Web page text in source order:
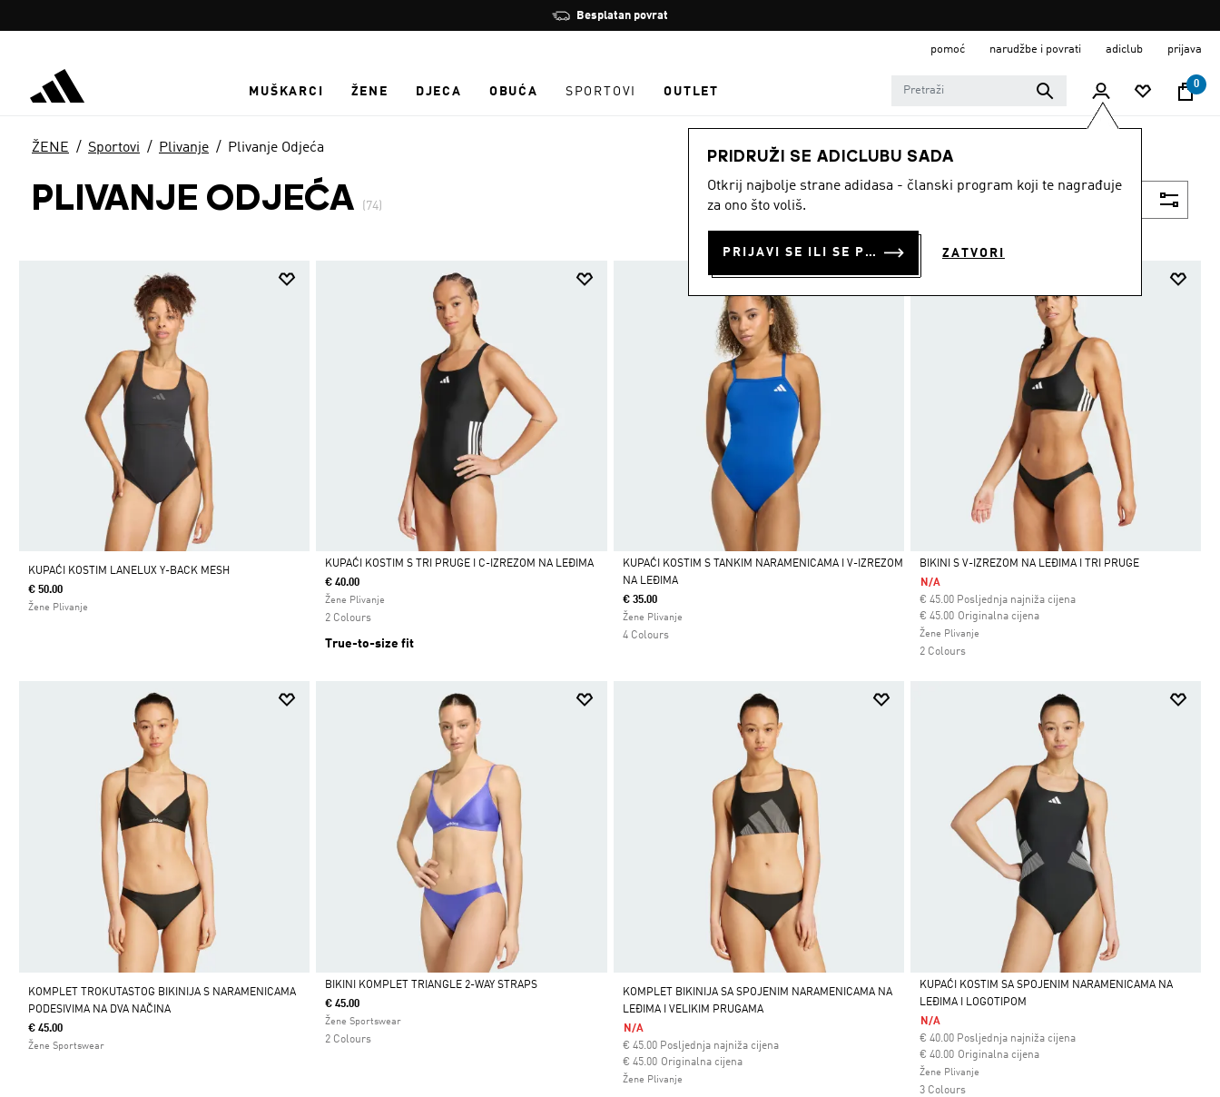
Zaustavi
rotaciju
Učlani se i ostvari 10 % popusta
pomoć narudžbe i povrati adiclub prijava
MUŠKARCI ŽENE DJECA OBUĆA SPORTOVI OUTLET
0
PRIDRUŽI SE ADICLUBU SADA
Otkrij najbolje strane adidasa - članski program koji te nagrađuje
za ono što voliš.
PRIJAVI SE ILI SE PRIDRUŽI SADA ZATVORI
ŽENE Sportovi Plivanje Plivanje Odjeća
PLIVANJE ODJEĆA (74)
KUPAĆI KOSTIM LANELUX Y-BACK MESH
€ 50.00
Žene Plivanje
Da
KUPAĆI KOSTIM S TRI PRUGE I C-IZREZOM NA LEĐIMA
€ 40.00
Žene Plivanje
2 Colours
True-to-size fit
Da
KUPAĆI KOSTIM S TANKIM NARAMENICAMA I V-IZREZOM
NA LEĐIMA
€ 35.00
Žene Plivanje
4 Colours
Da
BIKINI S V-IZREZOM NA LEĐIMA I TRI PRUGE
N/A
€ 45.00 Posljednja najniža cijena
Originalna cijena
Cijena umanjena od
€ 45.00za
Žene Plivanje
2 Colours
KOMPLET TROKUTASTOG BIKINIJA S NARAMENICAMA
PODESIVIMA NA DVA NAČINA
€ 45.00
Žene Sportswear
Da
BIKINI KOMPLET TRIANGLE 2-WAY STRAPS
€ 45.00
Žene Sportswear
2 Colours
KOMPLET BIKINIJA SA SPOJENIM NARAMENICAMA NA
LEĐIMA I VELIKIM PRUGAMA
N/A
€ 45.00 Posljednja najniža cijena
Originalna cijena
Cijena umanjena od
€ 45.00za
Žene Plivanje
Da
KUPAĆI KOSTIM SA SPOJENIM NARAMENICAMA NA
LEĐIMA I LOGOTIPOM
N/A
€ 40.00 Posljednja najniža cijena
Originalna cijena
Cijena umanjena od
€ 40.00za
Žene Plivanje
3 Colours